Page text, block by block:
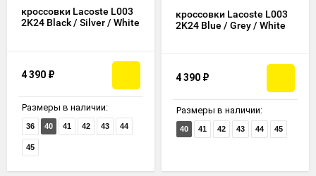
кроссовки Lacoste L003
2K24 Black / Silver / White
4 390 ₽
Размеры в наличии:
36 40 41 42 43 44
45
кроссовки Lacoste L003
2K24 Blue / Grey / White
4 390 ₽
Размеры в наличии:
40 41 42 43 44 45